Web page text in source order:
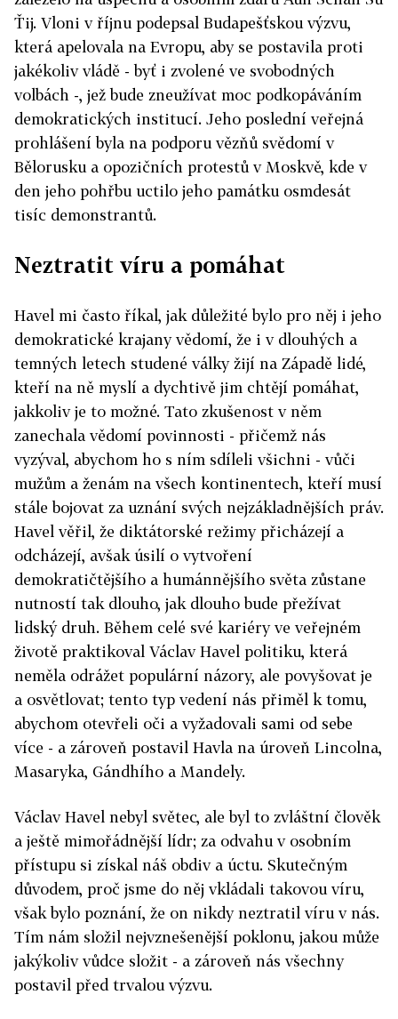
Ťij. Vloni v říjnu podepsal Budapešťskou výzvu,
která apelovala na Evropu, aby se postavila proti
jakékoliv vládě - byť i zvolené ve svobodných
volbách -, jež bude zneužívat moc podkopáváním
demokratických institucí. Jeho poslední veřejná
prohlášení byla na podporu vězňů svědomí v
Bělorusku a opozičních protestů v Moskvě, kde v
den jeho pohřbu uctilo jeho památku osmdesát
tisíc demonstrantů.
Neztratit víru a pomáhat
Havel mi často říkal, jak důležité bylo pro něj i jeho
demokratické krajany vědomí, že i v dlouhých a
temných letech studené války žijí na Západě lidé,
kteří na ně myslí a dychtivě jim chtějí pomáhat,
jakkoliv je to možné. Tato zkušenost v něm
zanechala vědomí povinnosti - přičemž nás
vyzýval, abychom ho s ním sdíleli všichni - vůči
mužům a ženám na všech kontinentech, kteří musí
stále bojovat za uznání svých nejzákladnějších práv.
Havel věřil, že diktátorské režimy přicházejí a
odcházejí, avšak úsilí o vytvoření
demokratičtějšího a humánnějšího světa zůstane
nutností tak dlouho, jak dlouho bude přežívat
lidský druh. Během celé své kariéry ve veřejném
životě praktikoval Václav Havel politiku, která
neměla odrážet populární názory, ale povyšovat je
a osvětlovat; tento typ vedení nás přiměl k tomu,
abychom otevřeli oči a vyžadovali sami od sebe
více - a zároveň postavil Havla na úroveň Lincolna,
Masaryka, Gándhího a Mandely.
Václav Havel nebyl světec, ale byl to zvláštní člověk
a ještě mimořádnější lídr; za odvahu v osobním
přístupu si získal náš obdiv a úctu. Skutečným
důvodem, proč jsme do něj vkládali takovou víru,
však bylo poznání, že on nikdy neztratil víru v nás.
Tím nám složil nejvznešenější poklonu, jakou může
jakýkoliv vůdce složit - a zároveň nás všechny
postavil před trvalou výzvu.